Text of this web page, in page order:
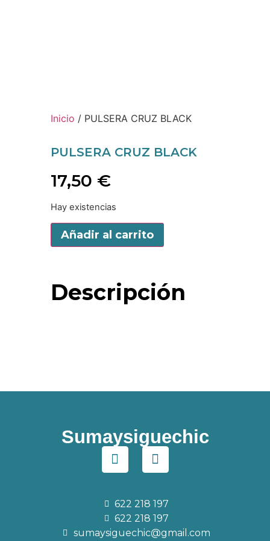
Inicio / PULSERA CRUZ BLACK
PULSERA CRUZ BLACK
17,50 €
Hay existencias
Añadir al carrito
Descripción
Sumaysiguechic
622 218 197
622 218 197
sumaysiguechic@gmail.com